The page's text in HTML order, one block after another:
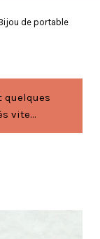
de portable
quelques
vite...